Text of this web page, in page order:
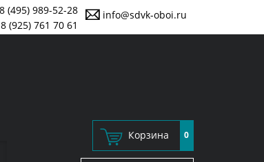
info@sdvk-oboi.ru
8 (495) 989-52-28
8 (925) 761 70 61
Корзина 0